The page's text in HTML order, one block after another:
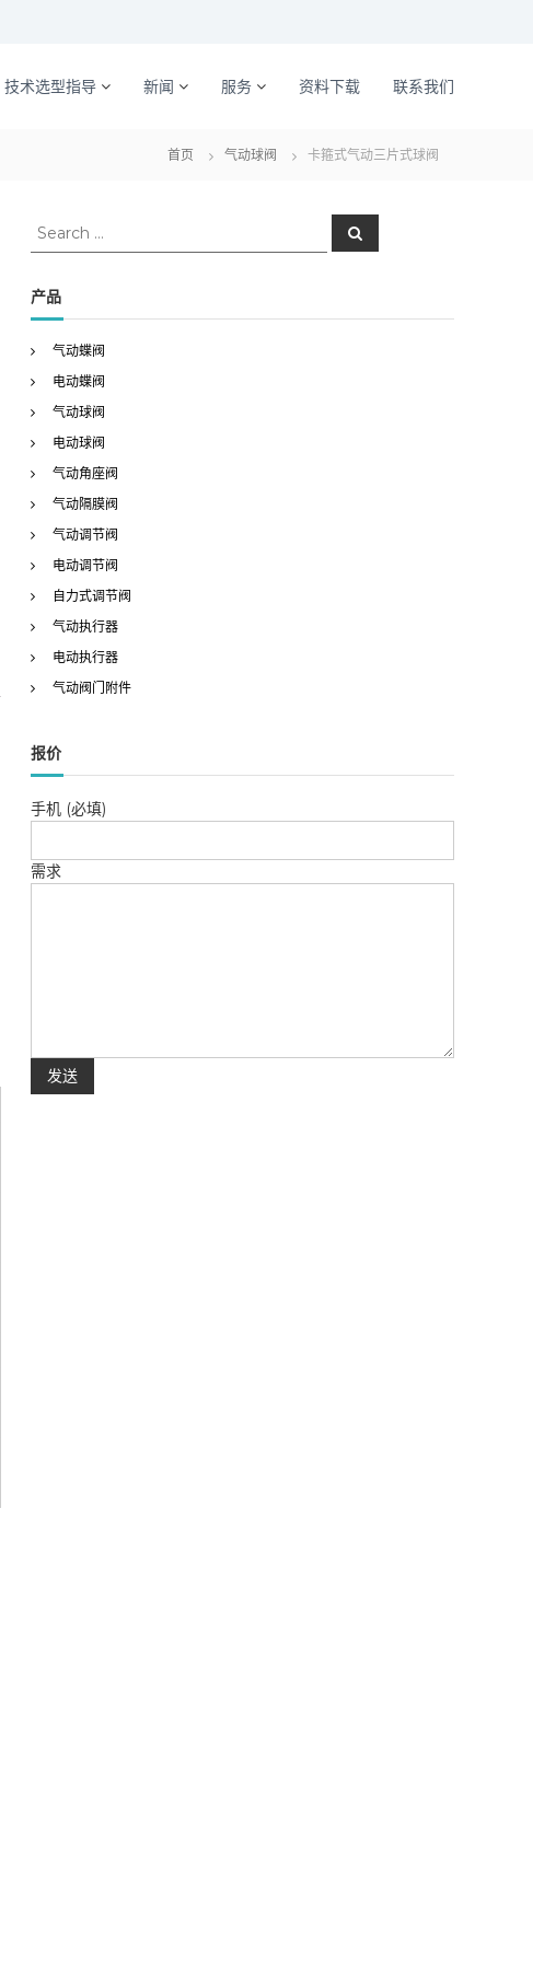
技术选型指导 新闻 服务 资料下载 联系我们
首页 气动球阀 卡箍式气动三片式球阀
S
r
c
f
o
r
S
e
产品
气动蝶阀
电动蝶阀
气动球阀
电动球阀
气动角座阀
气动隔膜阀
气动调节阀
电动调节阀
自力式调节阀
气动执行器
电动执行器
气动阀门附件
报价
手机 (必填)
需求